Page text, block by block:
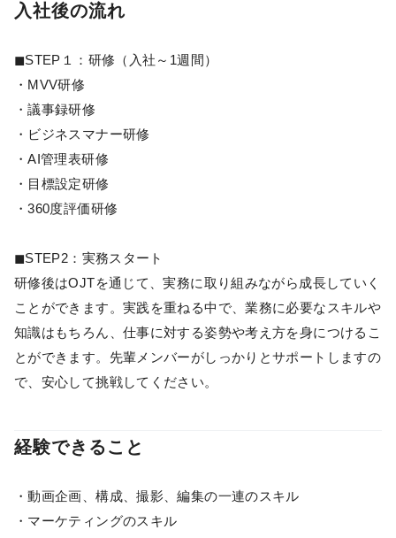
入社後の流れ
◼︎STEP１：研修（入社～1週間）
・MVV研修
・議事録研修
・ビジネスマナー研修
・AI管理表研修
・目標設定研修
・360度評価研修
◼︎STEP2：実務スタート
研修後はOJTを通じて、実務に取り組みながら成長していく
ことができます。実践を重ねる中で、業務に必要なスキルや
知識はもちろん、仕事に対する姿勢や考え方を身につけるこ
とができます。先輩メンバーがしっかりとサポートしますの
で、安心して挑戦してください。
経験できること
・動画企画、構成、撮影、編集の一連のスキル
・マーケティングのスキル